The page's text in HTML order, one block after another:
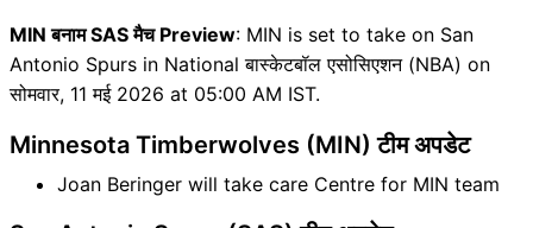
MIN बनाम SAS मैच Preview: MIN is set to take on San
Antonio Spurs in National बास्केटबॉल एसोसिएशन (NBA) on
सोमवार, 11 मई 2026 at 05:00 AM IST.
Minnesota Timberwolves (MIN) टीम अपडेट
Joan Beringer will take care Centre for MIN team